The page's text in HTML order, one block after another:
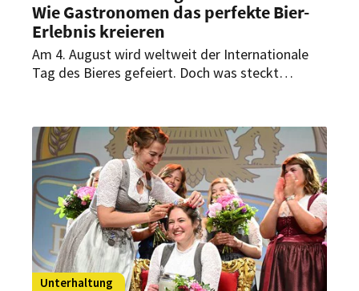
Wie Gastronomen das perfekte Bier-
Erlebnis kreieren
Am 4. August wird weltweit der Internationale
Tag des Bieres gefeiert. Doch was steckt
wie können Gastronomen das perfekte Bier-
Erlebnis schaffen? HOGAPAGE hat sich
umgehört.
Unterhaltung